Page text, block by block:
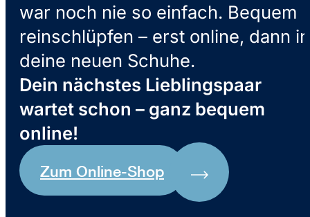
war noch nie so einfach. Bequem
reinschlüpfen – erst online, dann in
deine neuen Schuhe.
Dein nächstes Lieblingspaar
wartet schon – ganz bequem
online!
Zum Online-Shop